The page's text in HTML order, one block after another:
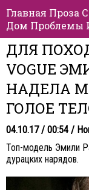
Главная Проза
Дом Проблемы
ДЛЯ
VOGUE
НАДЕЛА
ГОЛОЕ
04.10.17 / 00:54 /
Топ-модель Эмили
дурацких нарядов.